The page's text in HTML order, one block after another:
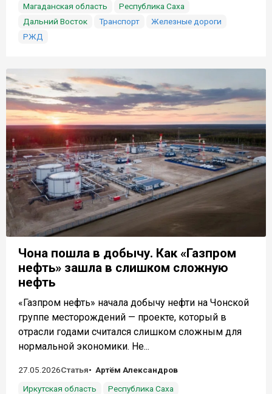
Магаданская область
Республика Саха
Дальний Восток
Транспорт
Железные дороги
РЖД
Чона пошла в добычу. Как «Газпром
нефть» зашла в слишком сложную
нефть
«Газпром нефть» начала добычу нефти на Чонской
группе месторождений — проекте, который в
отрасли годами считался слишком сложным для
нормальной экономики. Не...
27.05.2026Статья
Артём Александров
Иркутская область
Республика Саха